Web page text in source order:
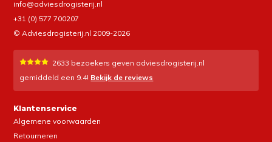
info@adviesdrogisterij.nl
+31 (0) 577 700207
© Adviesdrogisterij.nl 2009-2026
2633 bezoekers geven adviesdrogisterij.nl
gemiddeld een 9.4! Bekijk de reviews
Klantenservice
Algemene voorwaarden
Retourneren